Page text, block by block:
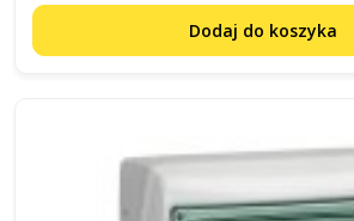
Dodaj do koszyka